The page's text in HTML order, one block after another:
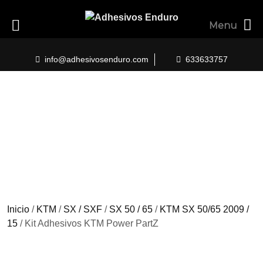
content
info@adhesivosenduro.com 633633757
Inicio / KTM / SX / SXF / SX 50 / 65 / KTM SX 50/65 2009 /
15 / Kit Adhesivos KTM Power PartZ
Menu